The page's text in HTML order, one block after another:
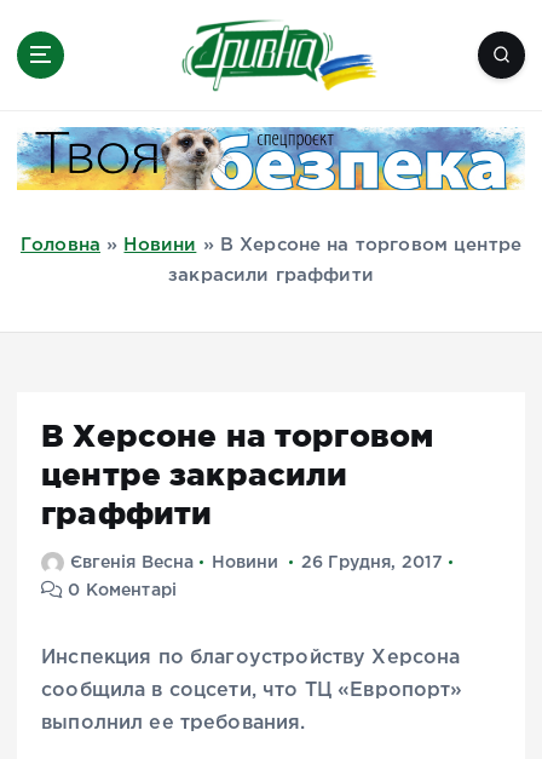
Миколаїв, Одеса, Мелітополь
Головна » Новини »
В Херсоне на торговом центре
закрасили граффити
В Херсоне на торговом
центре закрасили
граффити
Євгенія Весна Новини
26 Грудня, 2017
0 Коментарі
Инспекция по благоустройству Херсона
сообщила в соцсети, что ТЦ «Европорт»
выполнил ее требования.